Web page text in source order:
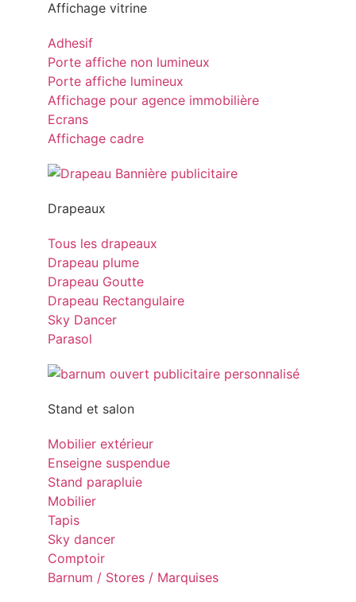
Affichage vitrine
Adhesif
Porte affiche non lumineux
Porte affiche lumineux
Affichage pour agence immobilière
Ecrans
Affichage cadre
Drapeaux
Tous les drapeaux
Drapeau plume
Drapeau Goutte
Drapeau Rectangulaire
Sky Dancer
Parasol
Stand et salon
Mobilier extérieur
Enseigne suspendue
Stand parapluie
Mobilier
Tapis
Sky dancer
Comptoir
Barnum / Stores / Marquises